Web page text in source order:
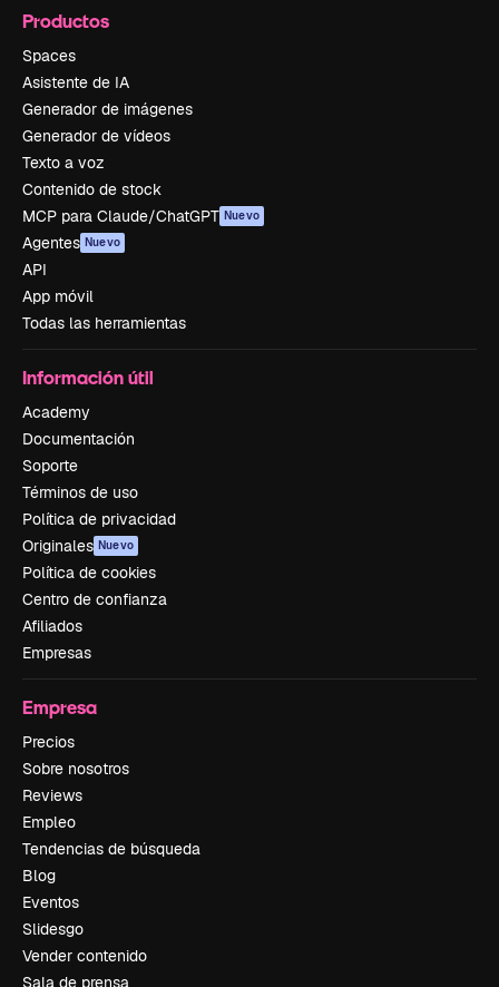
Productos
Spaces
Asistente de IA
Generador de imágenes
Generador de vídeos
Texto a voz
Contenido de stock
MCP para Claude/ChatGPT Nuevo
Agentes Nuevo
API
App móvil
Todas las herramientas
Información útil
Academy
Documentación
Soporte
Términos de uso
Política de privacidad
Originales Nuevo
Política de cookies
Centro de confianza
Afiliados
Empresas
Empresa
Precios
Sobre nosotros
Reviews
Empleo
Tendencias de búsqueda
Blog
Eventos
Slidesgo
Vender contenido
Sala de prensa